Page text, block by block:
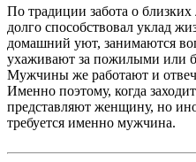
По традиции забота о
долго способствовал уклад
домашний уют, занимаются
ухаживают за пожилыми или
Мужчины же работают и
Именно поэтому, когда
представляют женщину, но
требуется именно мужчина.